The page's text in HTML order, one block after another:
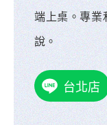
端上桌。專業
說。
台北店